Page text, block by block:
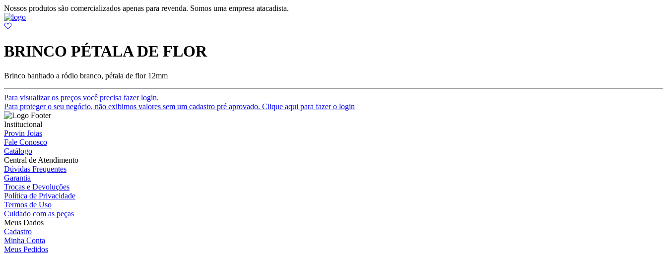
Nossos produtos são comercializados apenas para revenda. Somos uma empresa atacadista.
BRINCO PÉTALA DE FLOR
Brinco banhado a ródio branco, pétala de flor 12mm
Para visualizar os preços você precisa fazer login.
Para proteger o seu negócio, não exibimos valores sem um cadastro pré aprovado. Clique aqui para fazer o login
Institucional
Provin Joias
Fale Conosco
Catálogo
Central de Atendimento
Dúvidas Frequentes
Garantia
Trocas e Devoluções
Política de Privacidade
Termos de Uso
Cuidado com as peças
Meus Dados
Cadastro
Minha Conta
Meus Pedidos